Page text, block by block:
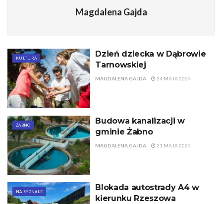
Magdalena Gajda
KULTURA
Dzień dziecka w Dąbrowie
Tarnowskiej
MAGDALENA GAJDA 24 MAJA 2024
ŻABNO
Budowa kanalizacji w
gminie Żabno
MAGDALENA GAJDA 21 MAJA 2024
NA SYGNALE
Blokada autostrady A4 w
kierunku Rzeszowa